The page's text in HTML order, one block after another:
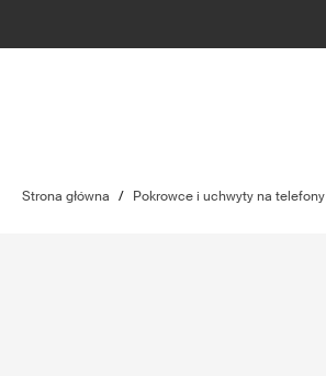
Strona główna / Pokrowce i uchwyty na telefony